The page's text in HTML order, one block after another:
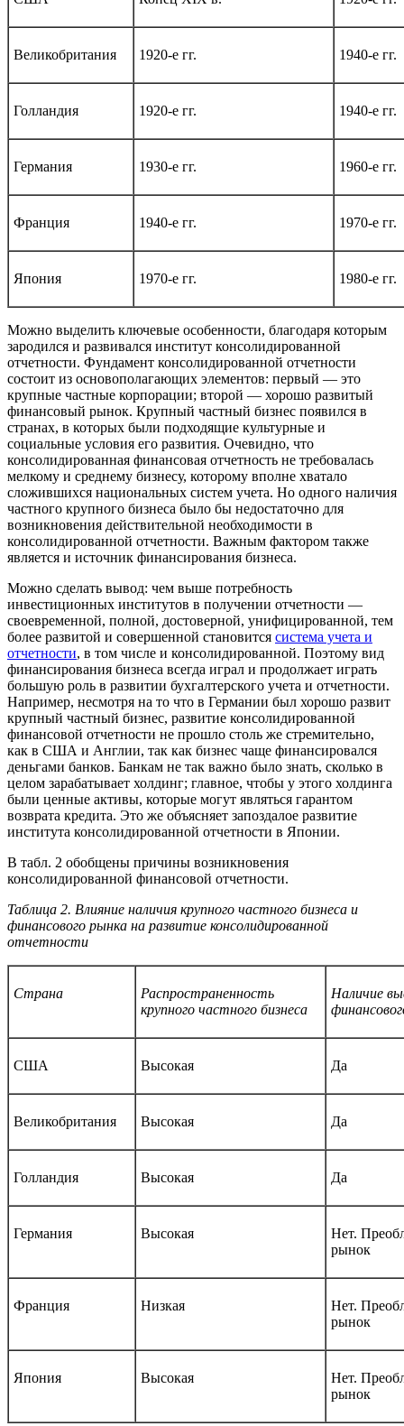
Великобритания 1920-е гг. 1940-е гг.
Голландия 1920-е гг. 1940-е гг.
Германия 1930-е гг. 1960-е гг.
Франция 1940-е гг. 1970-е гг.
Япония 1970-е гг. 1980-е гг.
Можно выделить ключевые особенности, благодаря которым
зародился и развивался институт консолидированной
отчетности. Фундамент консолидированной отчетности
состоит из основополагающих элементов: первый — это
крупные частные корпорации; второй — хорошо развитый
финансовый рынок. Крупный частный бизнес появился в
странах, в которых были подходящие культурные и
социальные условия его развития. Очевидно, что
консолидированная финансовая отчетность не требовалась
мелкому и среднему бизнесу, которому вполне хватало
сложившихся национальных систем учета. Но одного наличия
частного крупного бизнеса было бы недостаточно для
возникновения действительной необходимости в
консолидированной отчетности. Важным фактором также
является и источник финансирования бизнеса.
Можно сделать вывод: чем выше потребность
инвестиционных институтов в получении отчетности —
своевременной, полной, достоверной, унифицированной, тем
более развитой и совершенной становится система учета и
отчетности, в том числе и консолидированной. Поэтому вид
финансирования бизнеса всегда играл и продолжает играть
большую роль в развитии бухгалтерского учета и отчетности.
Например, несмотря на то что в Германии был хорошо развит
крупный частный бизнес, развитие консолидированной
финансовой отчетности не прошло столь же стремительно,
как в США и Англии, так как бизнес чаще финансировался
деньгами банков. Банкам не так важно было знать, сколько в
целом зарабатывает холдинг; главное, чтобы у этого холдинга
были ценные активы, которые могут являться гарантом
возврата кредита. Это же объясняет запоздалое развитие
института консолидированной отчетности в Японии.
В табл. 2 обобщены причины возникновения
консолидированной финансовой отчетности.
Таблица 2. Влияние наличия крупного частного бизнеса и
финансового рынка на развитие консолидированной
отчетности
Страна
Распространенность
крупного частного бизнеса
Наличие
США Высокая Да
Великобритания Высокая Да
Голландия Высокая Да
Германия Высокая
Нет.
рынок
Франция Низкая
Нет.
рынок
Япония Высокая
Нет.
рынок